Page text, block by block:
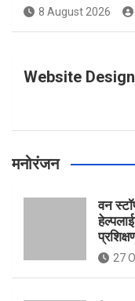
k a
8 August 2026
Website Design
मनोरंजन
वन
27